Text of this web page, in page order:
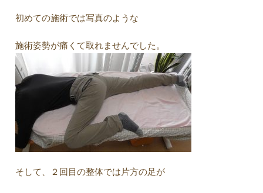
初めての施術では写真のような
施術姿勢が痛くて取れませんでした。
そして、２回目の整体では片方の足が